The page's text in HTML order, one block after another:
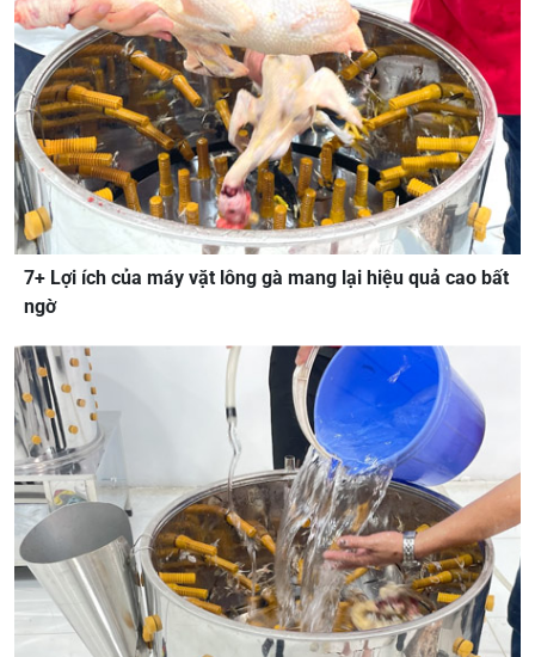
7+ Lợi ích của máy vặt lông gà mang lại hiệu quả cao bất
ngờ